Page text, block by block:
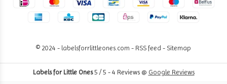
© 2024 - labelsforrlittleones.com - RSS feed - Sitemap
Labels for Little Ones5 / 5 - 4 Reviews @ Google Reviews